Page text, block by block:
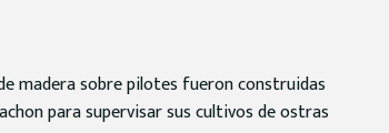
madera sobre pilotes fueron construidas
para supervisar sus cultivos de ostras